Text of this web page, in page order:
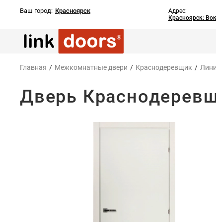
Ваш город: Красноярск
Адрес:
Красноярск:
Главная / Межкомнатные двери / Краснодеревщик /
Дверь